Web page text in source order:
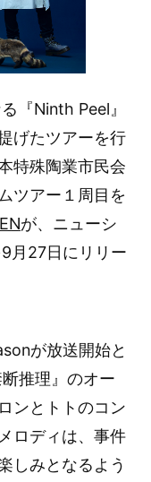
『Ninth Peel』
げたツアーを行
特殊陶業市民会
ツアー１周目を
が、ニューシ
月27日にリリー
が放送開始と
推理』のオー
ンとトトのコン
ロディは、事件
しみとなるよう